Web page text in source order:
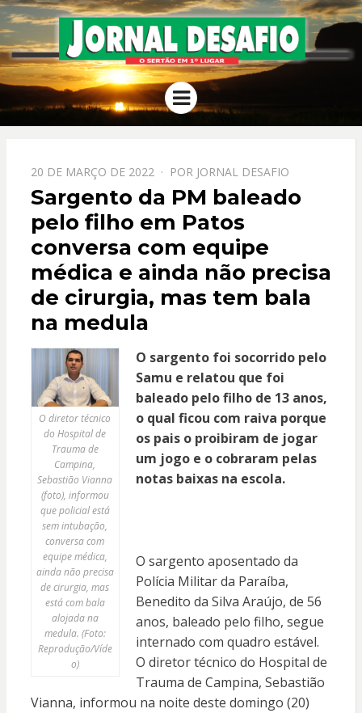
JORNAL
DESAFIO
O Sertão em 1º Lugar
Menu
PPOSTADO
EM
20 DE MARÇO DE 2022 POR JORNAL DESAFIO
Sargento da PM baleado
pelo filho em Patos
conversa com equipe
médica e ainda não precisa
de cirurgia, mas tem bala
na medula
O diretor técnico
do Hospital de
Trauma de
Campina,
Sebastião Vianna
(foto), informou
que policial está
sem intubação,
conversa com
equipe médica,
ainda não precisa
de cirurgia, mas
está com bala
alojada na
medula. (Foto:
Reprodução/Víde
o)
O sargento foi socorrido pelo
Samu e relatou que foi
baleado pelo filho de 13 anos,
o qual ficou com raiva porque
os pais o proibiram de jogar
um jogo e o cobraram pelas
notas baixas na escola.
O sargento aposentado da
Polícia Militar da Paraíba,
Benedito da Silva Araújo, de 56
anos, baleado pelo filho, segue
internado com quadro estável.
O diretor técnico do Hospital de
Trauma de Campina, Sebastião
Vianna, informou na noite deste domingo (20)